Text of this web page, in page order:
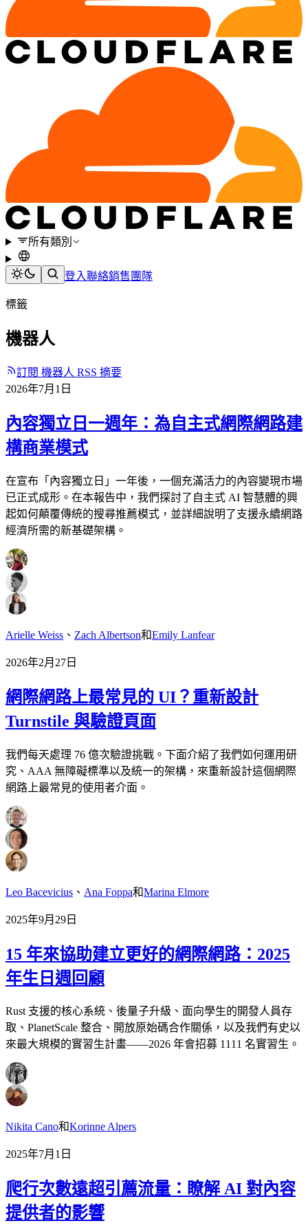
所有類別
登入聯絡銷售團隊
標籤
機器人
訂閱 機器人 RSS 摘要
2026年7月1日
內容獨立日一週年：為自主式網際網路建
構商業模式
在宣布「內容獨立日」一年後，一個充滿活力的內容變現市場
已正式成形。在本報告中，我們探討了自主式 AI 智慧體的興
起如何顛覆傳統的搜尋推薦模式，並詳細說明了支援永續網路
經濟所需的新基礎架構。
Arielle Weiss 、 Zach Albertson和Emily Lanfear
2026年2月27日
網際網路上最常見的 UI？重新設計
Turnstile 與驗證頁面
我們每天處理 76 億次驗證挑戰。下面介紹了我們如何運用研
究、AAA 無障礙標準以及統一的架構，來重新設計這個網際
網路上最常見的使用者介面。
Leo Bacevicius 、 Ana Foppa和Marina Elmore
2025年9月29日
15 年來協助建立更好的網際網路：2025
年生日週回顧
Rust 支援的核心系統、後量子升級、面向學生的開發人員存
取、PlanetScale 整合、開放原始碼合作關係，以及我們有史以
來最大規模的實習生計畫——2026 年會招募 1111 名實習生。
Nikita Cano和Korinne Alpers
2025年7月1日
爬行次數遠超引薦流量：瞭解 AI 對內容
提供者的影響